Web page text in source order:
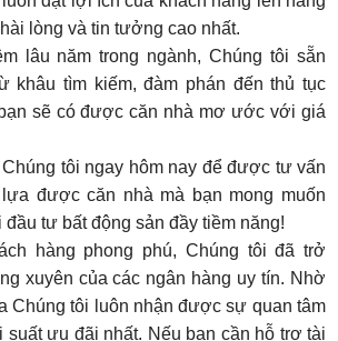
lòng và tin tưởng cao nhất.
lâu năm trong ngành, Chúng tôi sẵn
khâu tìm kiếm, đàm phán đến thủ tục
sẽ có được căn nhà mơ ước với giá
tôi ngay hôm nay để được tư vấn
được căn nhà mà bạn mong muốn
tư bất động sản đầy tiềm năng!
hàng phong phú, Chúng tôi đã trở
xuyên của các ngân hàng uy tín. Nhờ
Chúng tôi luôn nhận được sự quan tâm
suất ưu đãi nhất. Nếu bạn cần hỗ trợ tài